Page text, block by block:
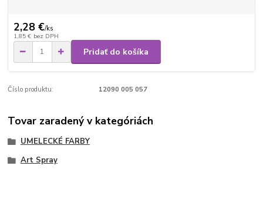
2,28 €/ks
1,85 € bez DPH
Pridať do košíka
Číslo produktu: 12090 005 057
Tovar zaradený v kategóriách
UMELECKÉ FARBY
Art Spray